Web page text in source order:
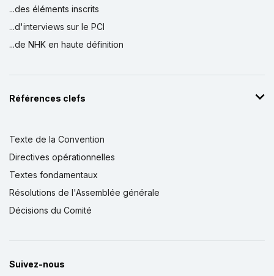
...des éléments inscrits
...d'interviews sur le PCI
...de NHK en haute définition
Références clefs
Texte de la Convention
Directives opérationnelles
Textes fondamentaux
Résolutions de l'Assemblée générale
Décisions du Comité
Suivez-nous